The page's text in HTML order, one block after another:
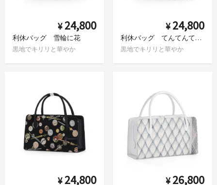
¥ 24,800
利休バッグ 雪輪に花
黒地でキリリと華やか
¥ 24,800
利休バッグ てんてんてまり
黒地でキリリと華やか
¥ 24,800 ¥ 26,800